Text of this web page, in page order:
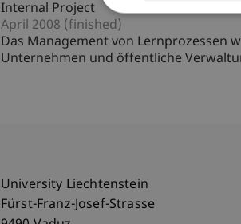
Internal Project
April 2008 (finished)
Das Management von Lernprozessen
Unternehmen und öffentliche
University Liechtenstein
Fürst-Franz-Josef-Strasse